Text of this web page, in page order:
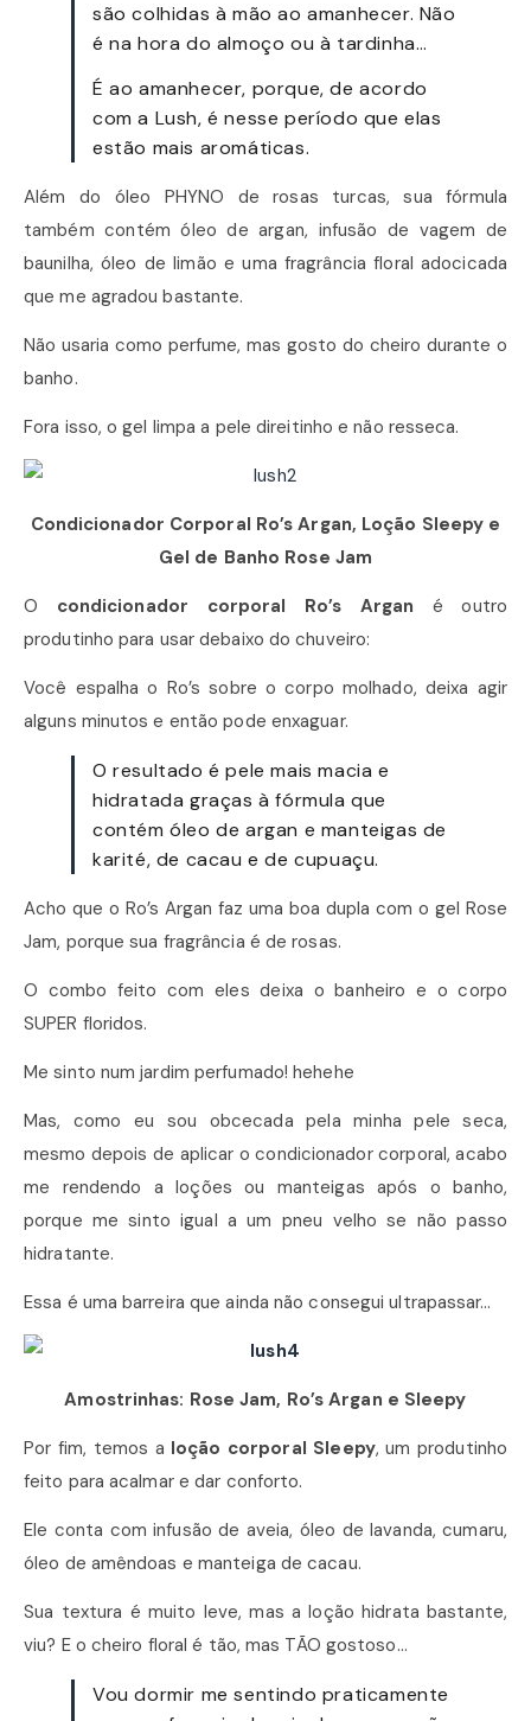
são colhidas à mão ao amanhecer. Não
é na hora do almoço ou à tardinha…
É ao amanhecer, porque, de acordo
com a Lush, é nesse período que elas
estão mais aromáticas.
Além do óleo PHYNO de rosas turcas, sua fórmula
também contém óleo de argan, infusão de vagem de
baunilha, óleo de limão e uma fragrância floral adocicada
que me agradou bastante.
Não usaria como perfume, mas gosto do cheiro durante o
banho.
Fora isso, o gel limpa a pele direitinho e não resseca.
Condicionador Corporal Ro’s Argan, Loção Sleepy e
Gel de Banho Rose Jam
O condicionador corporal Ro’s Argan é outro
produtinho para usar debaixo do chuveiro:
Você espalha o Ro’s sobre o corpo molhado, deixa agir
alguns minutos e então pode enxaguar.
O resultado é pele mais macia e
hidratada graças à fórmula que
contém óleo de argan e manteigas de
karité, de cacau e de cupuaçu.
Acho que o Ro’s Argan faz uma boa dupla com o gel Rose
Jam, porque sua fragrância é de rosas.
O combo feito com eles deixa o banheiro e o corpo
SUPER floridos.
Me sinto num jardim perfumado! hehehe
Mas, como eu sou obcecada pela minha pele seca,
mesmo depois de aplicar o condicionador corporal, acabo
me rendendo a loções ou manteigas após o banho,
porque me sinto igual a um pneu velho se não passo
hidratante.
Essa é uma barreira que ainda não consegui ultrapassar…
Amostrinhas: Rose Jam, Ro’s Argan e Sleepy
Por fim, temos a loção corporal Sleepy, um produtinho
feito para acalmar e dar conforto.
Ele conta com infusão de aveia, óleo de lavanda, cumaru,
óleo de amêndoas e manteiga de cacau.
Sua textura é muito leve, mas a loção hidrata bastante,
viu? E o cheiro floral é tão, mas TÃO gostoso…
Vou dormir me sentindo praticamente